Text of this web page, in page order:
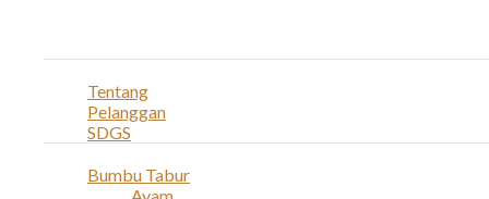
Tentang
Pelanggan
SDGS
Bumbu Tabur